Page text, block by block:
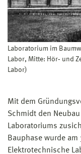
Laboratorium im
Labor, Mitte: Hör‐ und
Labor)
Mit dem
Schmidt den
Laboratoriums
Bauphase wurde am
Elektrotechnische